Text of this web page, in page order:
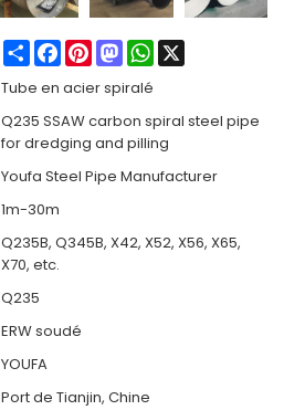
ShareFacebook
PinterestMastodonWhatsApp
Tube en acier spiralé
Q235 SSAW carbon spiral steel pipe
for dredging and pilling
Youfa Steel Pipe Manufacturer
1m-30m
Q235B, Q345B, X42, X52, X56, X65,
X70, etc.
Q235
ERW soudé
YOUFA
Port de Tianjin, Chine